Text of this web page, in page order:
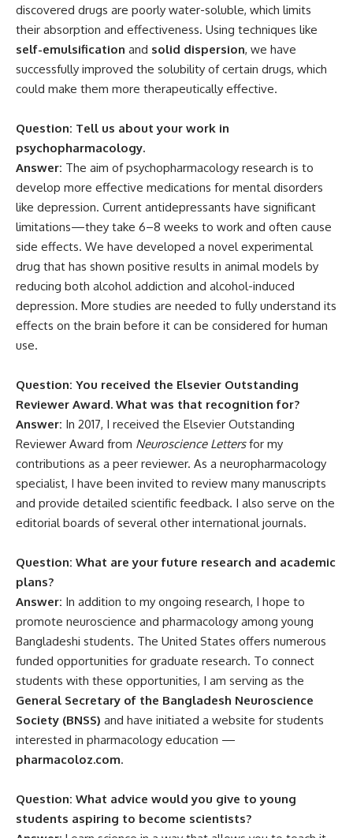
discovered drugs are poorly water-soluble, which limits
their absorption and effectiveness. Using techniques like
self-emulsification and solid dispersion, we have
successfully improved the solubility of certain drugs, which
could make them more therapeutically effective.
Question: Tell us about your work in
psychopharmacology.
Answer: The aim of psychopharmacology research is to
develop more effective medications for mental disorders
like depression. Current antidepressants have significant
limitations—they take 6–8 weeks to work and often cause
side effects. We have developed a novel experimental
drug that has shown positive results in animal models by
reducing both alcohol addiction and alcohol-induced
depression. More studies are needed to fully understand its
effects on the brain before it can be considered for human
use.
Question: You received the Elsevier Outstanding
Reviewer Award. What was that recognition for?
Answer: In 2017, I received the Elsevier Outstanding
Reviewer Award from Neuroscience Lettersfor my
contributions as a peer reviewer. As a neuropharmacology
specialist, I have been invited to review many manuscripts
and provide detailed scientific feedback. I also serve on the
editorial boards of several other international journals.
Question: What are your future research and academic
plans?
Answer: In addition to my ongoing research, I hope to
promote neuroscience and pharmacology among young
Bangladeshi students. The United States offers numerous
funded opportunities for graduate research. To connect
students with these opportunities, I am serving as the
General Secretary of the Bangladesh Neuroscience
Society (BNSS) and have initiated a website for students
interested in pharmacology education —
pharmacoloz.com.
Question: What advice would you give to young
students aspiring to become scientists?